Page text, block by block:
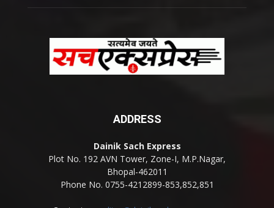
ADDRESS
Dainik Sach Express
Plot No. 192 AVN Tower, Zone-I, M.P.Nagar,
Bhopal-462011
Phone No. 0755-4212899-853,852,851